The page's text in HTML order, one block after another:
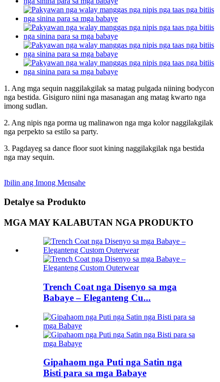
1. Ang mga sequin naggilakgilak sa matag pulgada niining bodycon
nga bestida. Gisiguro niini nga masanagan ang matag kwarto nga
imong sudlan.
2. Ang nipis nga porma ug malinawon nga mga kolor naggilakgilak
nga perpekto sa estilo sa party.
3. Pagdayeg sa dance floor suot kining naggilakgilak nga bestida
nga may sequin.
Ibilin ang Imong Mensahe
Detalye sa Produkto
MGA MAY KALABUTAN NGA PRODUKTO
Trench Coat nga Disenyo sa mga
Babaye – Eleganteng Cu...
Gipahaom nga Puti nga Satin nga
Bisti para sa mga Babaye